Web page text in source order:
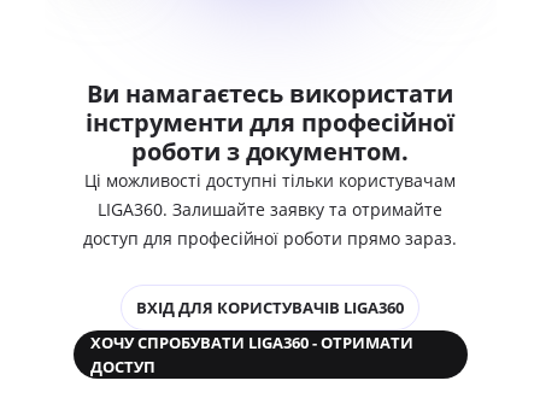
Ви намагаєтесь використати
інструменти для професійної
роботи з документом.
Ці можливості доступні тільки користувачам
LIGA360. Залишайте заявку та отримайте
доступ для професійної роботи прямо зараз.
ВХІД ДЛЯ КОРИСТУВАЧІВ LIGA360
ХОЧУ СПРОБУВАТИ LIGA360 - ОТРИМАТИ
ДОСТУП